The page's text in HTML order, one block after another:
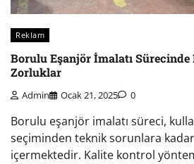
Reklam
Borulu Eşanjör İmalatı Sürecinde
Zorluklar
Admin Ocak 21, 2025 0
Borulu eşanjör imalatı süreci,
seçiminden teknik sorunlara
içermektedir. Kalite kontrol